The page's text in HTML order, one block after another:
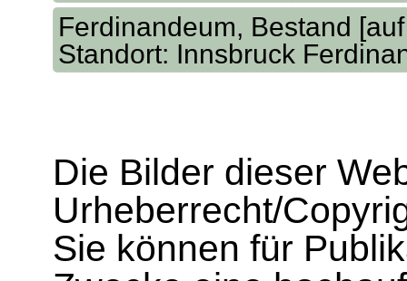
Ferdinandeum, Bestand
Standort: Innsbruck
Die Bilder dieser
Urheberrecht/
Sie können für